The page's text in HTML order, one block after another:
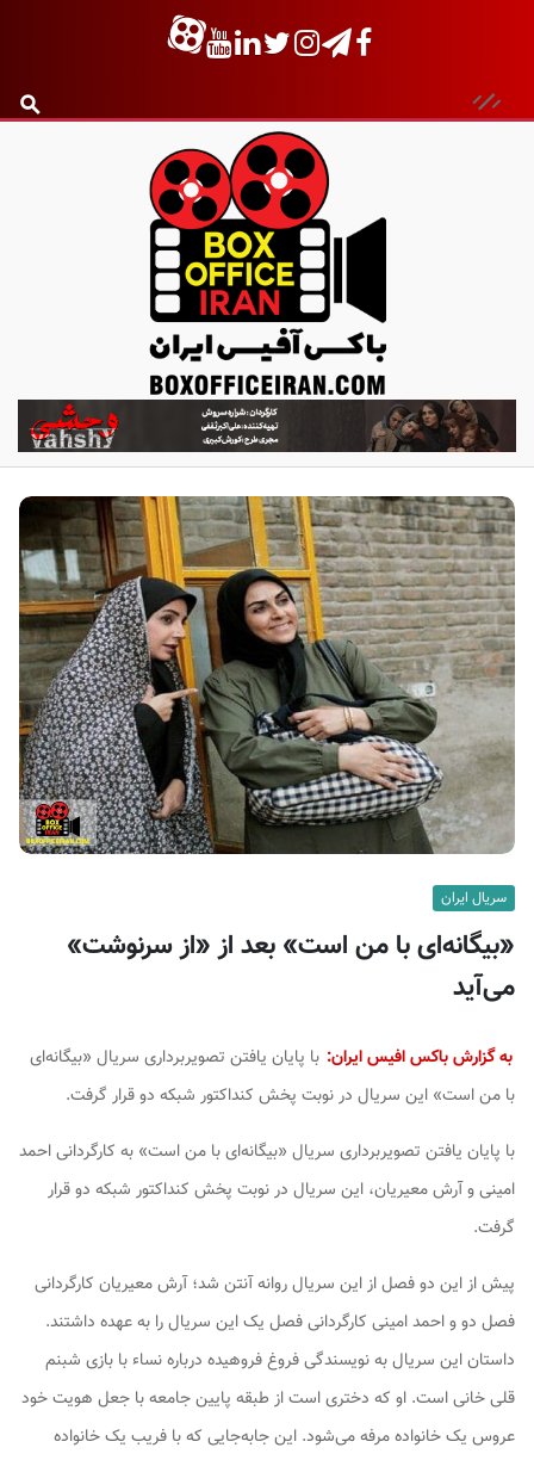
ب
ا
ک
س
آ
ف
ی
س
ا
ی
ر
ا
ن
سریال ایران
«بیگانه‌ای با من است» بعد از «از سرنوشت»
می‌آید
به گزارش باکس افیس ایران: با پایان یافتن تصویربرداری سریال «بیگانه‌ای
با من است» این سریال در نوبت پخش کنداکتور شبکه دو قرار گرفت.
با پایان یافتن تصویربرداری سریال «بیگانه‌ای با من است» به کارگردانی احمد
امینی و آرش معیریان، این سریال در نوبت پخش کنداکتور شبکه دو قرار
گرفت.
پیش از این دو فصل از این سریال روانه آنتن شد؛ آرش معیریان کارگردانی
فصل دو و احمد امینی کارگردانی فصل یک این سریال را به عهده داشتند.
داستان این سریال به نویسندگی فروغ فروهیده درباره نساء با بازی شبنم
قلی خانی است. او که دختری است از طبقه پایین جامعه با جعل هویت خود
عروس یک خانواده مرفه می‌شود. این جابه‌جایی که با فریب یک خانواده